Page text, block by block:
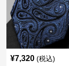
¥7,320 (税込)